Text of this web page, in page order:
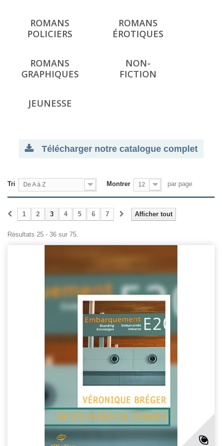
ROMANS
POLICIERS
ROMANS
ÉROTIQUES
ROMANS
GRAPHIQUES
NON-
FICTION
JEUNESSE
Télécharger notre catalogue complet
Tri De A à Z Montrer 12 par page
Afficher tout
1 2 3 4 5 6 7
Résultats 25 - 36 sur 75.